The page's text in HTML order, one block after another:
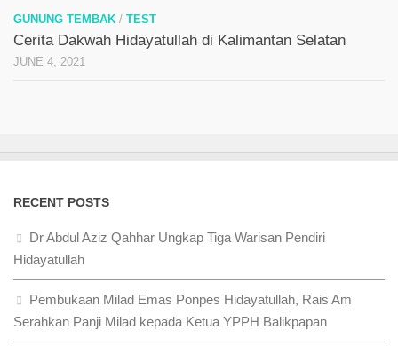
GUNUNG TEMBAK / TEST
Cerita Dakwah Hidayatullah di Kalimantan Selatan
JUNE 4, 2021
RECENT POSTS
Dr Abdul Aziz Qahhar Ungkap Tiga Warisan Pendiri
Hidayatullah
Pembukaan Milad Emas Ponpes Hidayatullah, Rais Am
Serahkan Panji Milad kepada Ketua YPPH Balikpapan